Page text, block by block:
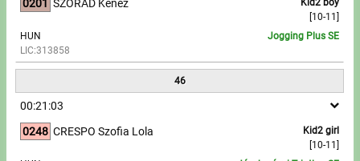
0201
[10-11]
SZÓRÁD Kenéz
HUN
LIC:313858
Jogging Plus SE
46
00:21:03
0248
Kid2 girl
[10-11]
CRESPO Szofia Lola